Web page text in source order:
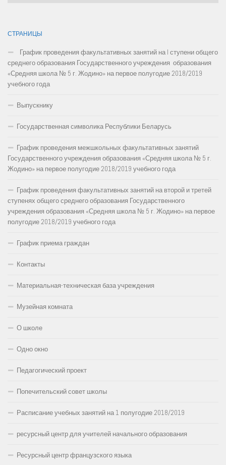
СТРАНИЦЫ
График проведения факультативных занятий на I ступени общего
среднего образования Государственного учреждения образования
«Средняя школа № 5 г. Жодино» на первое полугодие 2018/2019
учебного года
Выпускнику
Государственная символика Республики Беларусь
График проведения межшкольных факультативных занятий
Государственного учреждения образования «Средняя школа № 5 г.
Жодино» на первое полугодие 2018/2019 учебного года
График проведения факультативных занятий на второй и третей
ступенях общего среднего образования Государственного
учреждения образования «Средняя школа № 5 г. Жодино» на первое
полугодие 2018/2019 учебного года
График приема граждан
Контакты
Материальная-техническая база учреждения
Музейная комната
О школе
Одно окно
Педагогический проект
Попечительский совет школы
Расписание учебных занятий на 1 полугодие 2018/2019
ресурсный центр для учителей начального образования
Ресурсный центр французского языка